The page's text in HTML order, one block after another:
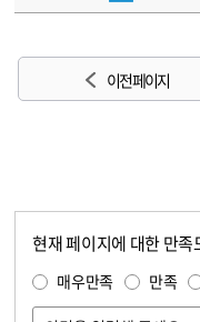
이전 페이지
현재 페이지에 대한 만
매우만족 만족